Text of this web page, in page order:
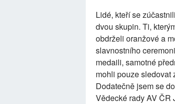
Lidé, kteří se
dvou skupin. Ti,
obdrželi oranžové a
slavnostního
medaili, samotné
mohli pouze sledovat
Dodatečně jsem se
Vědecké rady AV ČR